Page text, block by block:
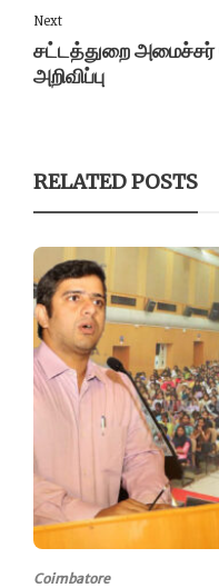
Next
சட்டத்துறை அமைச்சர்
அறிவிப்பு
RELATED POSTS
Coimbatore